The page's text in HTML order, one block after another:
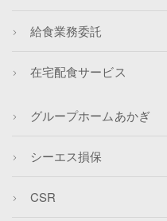
給食業務委託
在宅配食サービス
グループホームあかぎ
シーエス損保
CSR